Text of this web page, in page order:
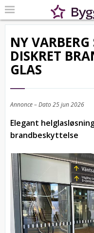
NY
DISKRET
GLAS
Annonce – Dato25 jun 2026
Elegant
brandbeskyttelse